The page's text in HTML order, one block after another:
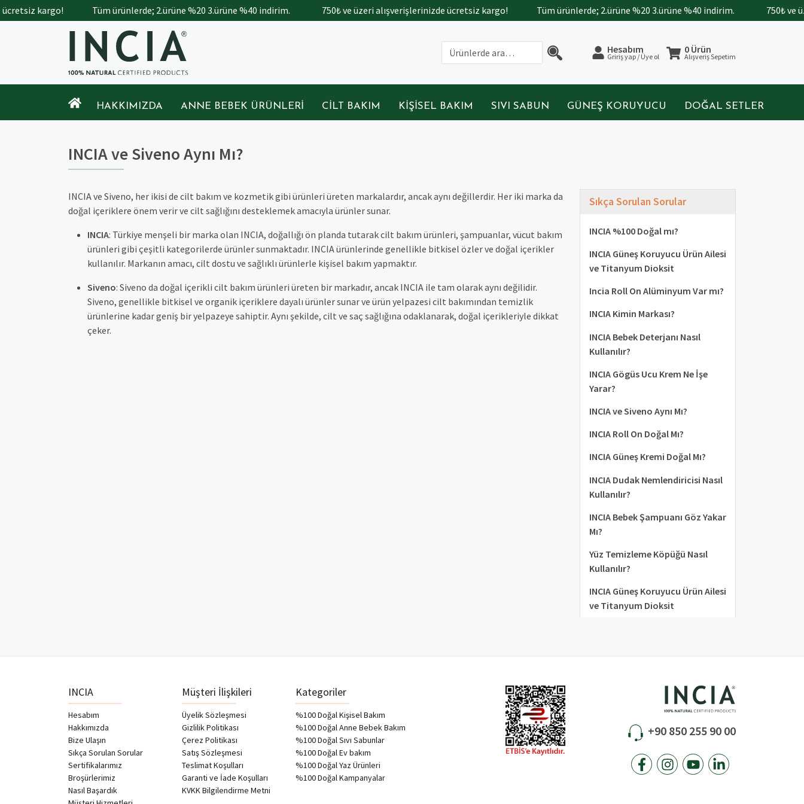
kargo! Tüm ürünlerde; 2.ürüne %20 3.ürüne %40 indirim. 750₺ ve üzeri alışverişlerinizde ücretsiz kargo! Tüm ürünlerde; 2.ürüne %20 3.ürüne %40 indirim. 750₺ ve
0 Ürün
Alışveriş Sepetim
Hesabım
Gririş yap / Üye ol
HAKKIMIZDA ANNE BEBEK ÜRÜNLERI CILT BAKIM KIŞISEL BAKIM SIVI SABUN GÜNEŞ KORUYUCU DOĞAL SETLER
INCIA ve Siveno Aynı Mı?
INCIA ve Siveno, her ikisi de cilt bakım ve kozmetik gibi ürünleri üreten markalardır, ancak aynı değillerdir. Her iki marka da
doğal içeriklere önem verir ve cilt sağlığını desteklemek amacıyla ürünler sunar.
INCIA: Türkiye menşeli bir marka olan INCIA, doğallığı ön planda tutarak cilt bakım ürünleri, şampuanlar, vücut bakım
ürünleri gibi çeşitli kategorilerde ürünler sunmaktadır. INCIA ürünlerinde genellikle bitkisel özler ve doğal içerikler
kullanılır. Markanın amacı, cilt dostu ve sağlıklı ürünlerle kişisel bakım yapmaktır.
Siveno: Siveno da doğal içerikli cilt bakım ürünleri üreten bir markadır, ancak INCIA ile tam olarak aynı değilidir.
Siveno, genellikle bitkisel ve organik içeriklere dayalı ürünler sunar ve ürün yelpazesi cilt bakımından temizlik
ürünlerine kadar geniş bir yelpazeye sahiptir. Aynı şekilde, cilt ve saç sağlığına odaklanarak, doğal içerikleriyle dikkat
çeker.
Sıkça Sorulan Sorular
INCIA %100 Doğal mı?
INCIA Güneş Koruyucu Ürün Ailesi
ve Titanyum Dioksit
Incia Roll On Alüminyum Var mı?
​INCIA Kimin Markası?
INCIA Bebek Deterjanı Nasıl
Kullanılır?
INCIA Gögüs Ucu Krem Ne İşe
Yarar?
INCIA ve Siveno Aynı Mı?
INCIA Roll On Doğal Mı?
INCIA Güneş Kremi Doğal Mı?
INCIA Dudak Nemlendiricisi Nasıl
Kullanılır?
INCIA Bebek Şampuanı Göz Yakar
Mı?
Yüz Temizleme Köpüğü Nasıl
Kullanılır?
INCIA Güneş Koruyucu Ürün Ailesi
ve Titanyum Dioksit
INCIA
Hesabım
Hakkımızda
Bize Ulaşın
Sıkça Sorulan Sorular
Sertifikalarımız
Broşürlerimiz
Nasıl Başardık
Müşteri İlişkileri
Üyelik Sözleşmesi
Gizlilik Politikası
Çerez Politikası
Satış Sözleşmesi
Teslimat Koşulları
Garanti ve İade Koşulları
KVKK Bilgilendirme Metni
Kategoriler
%100 Doğal Kişisel Bakım
%100 Doğal Anne Bebek Bakım
%100 Doğal Sıvı Sabunlar
%100 Doğal Ev bakım
%100 Doğal Yaz Ürünleri
%100 Doğal Kampanyalar
+90 850 255 90 00